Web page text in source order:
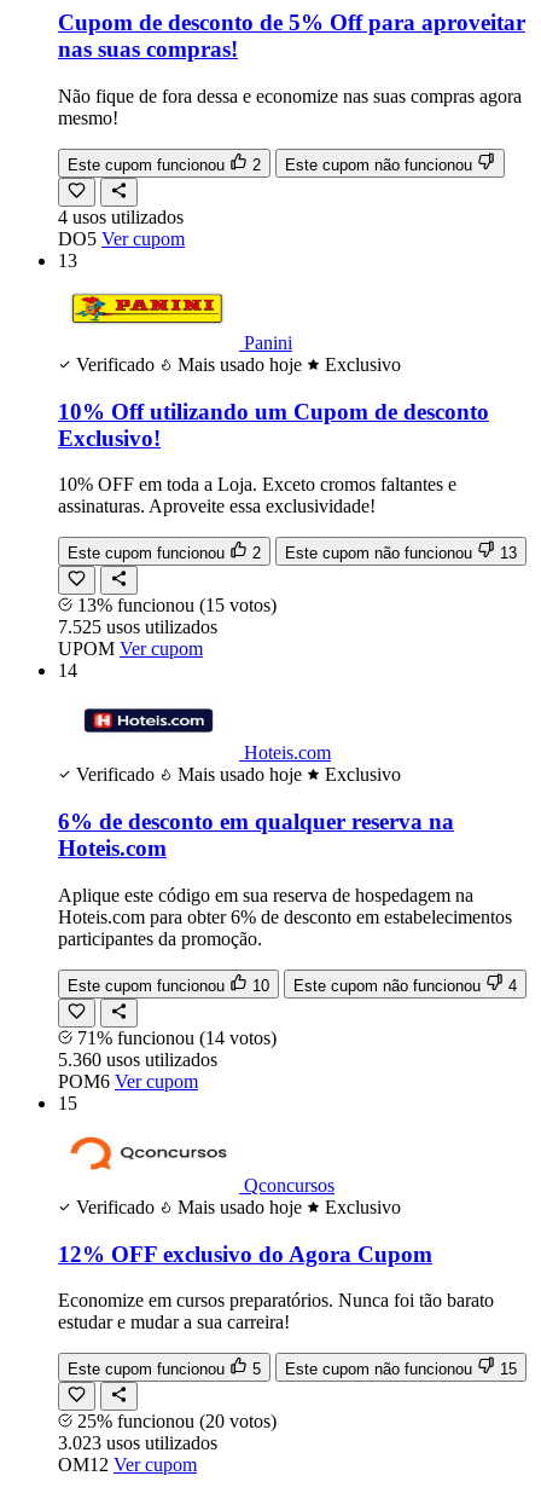
Cupom de desconto de 5% Off para aproveitar
nas suas compras!
Não fique de fora dessa e economize nas suas compras agora
mesmo!
Este cupom funcionou 2 Este cupom não funcionou
4 usos utilizados
DO5 Ver cupom
13
Panini
Verificado
Mais usado hoje Exclusivo
10% Off utilizando um Cupom de desconto
Exclusivo!
10% OFF em toda a Loja. Exceto cromos faltantes e
assinaturas. Aproveite essa exclusividade!
Este cupom funcionou 2 Este cupom não funcionou 13
13% funcionou (15 votos)
7.525 usos utilizados
UPOM Ver cupom
14
Hoteis.com
Verificado
Mais usado hoje Exclusivo
6% de desconto em qualquer reserva na
Hoteis.com
Aplique este código em sua reserva de hospedagem na
Hoteis.com para obter 6% de desconto em estabelecimentos
participantes da promoção.
Este cupom funcionou 10 Este cupom não funcionou 4
71% funcionou (14 votos)
5.360 usos utilizados
POM6 Ver cupom
15
Qconcursos
Verificado
Mais usado hoje Exclusivo
12% OFF exclusivo do Agora Cupom
Economize em cursos preparatórios. Nunca foi tão barato
estudar e mudar a sua carreira!
Este cupom funcionou 5 Este cupom não funcionou 15
25% funcionou (20 votos)
3.023 usos utilizados
OM12 Ver cupom